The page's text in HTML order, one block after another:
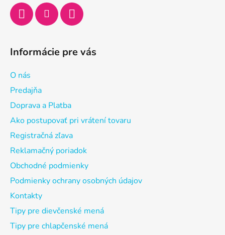
Informácie pre vás
O nás
Predajňa
Doprava a Platba
Ako postupovať pri vrátení tovaru
Registračná zľava
Reklamačný poriadok
Obchodné podmienky
Podmienky ochrany osobných údajov
Kontakty
Tipy pre dievčenské mená
Tipy pre chlapčenské mená